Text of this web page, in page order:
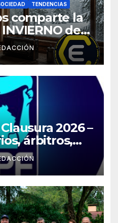
TENDENCIAS
comparte la
de
2026 –
árbitros,
y detalles